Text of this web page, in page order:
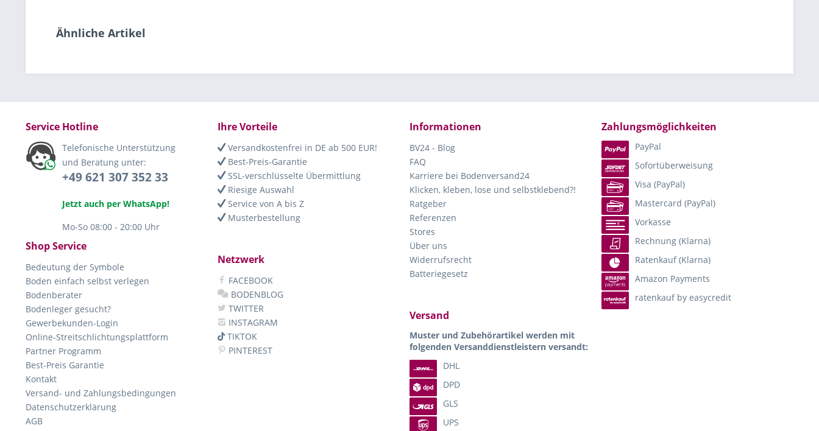
Ähnliche Artikel
Service Hotline
Telefonische Unterstützung
und Beratung unter:
+49 621 307 352 33
Jetzt auch per WhatsApp!
Mo-So 08:00 - 20:00 Uhr
Shop Service
Bedeutung der Symbole
Boden einfach selbst verlegen
Bodenberater
Bodenleger gesucht?
Gewerbekunden-Login
Online-Streitschlichtungsplattform
Partner Programm
Best-Preis Garantie
Kontakt
Versand- und Zahlungsbedingungen
Datenschutzerklärung
AGB
Ihre Vorteile
Versandkostenfrei in DE ab 500 EUR!
Best-Preis-Garantie
SSL-verschlüsselte Übermittlung
Riesige Auswahl
Service von A bis Z
Musterbestellung
Netzwerk
FACEBOOK
BODENBLOG
TWITTER
INSTAGRAM
TIKTOK
PINTEREST
Informationen
BV24 - Blog
FAQ
Karriere bei Bodenversand24
Klicken, kleben, lose und selbstklebend?!
Ratgeber
Referenzen
Stores
Über uns
Widerrufsrecht
Batteriegesetz
Versand
Muster und Zubehörartikel werden mit
folgenden Versanddienstleistern versandt:
DHL
DPD
GLS
UPS
Zahlungsmöglichkeiten
PayPal
Sofortüberweisung
Visa (PayPal)
Mastercard (PayPal)
Vorkasse
Rechnung (Klarna)
Ratenkauf (Klarna)
Amazon Payments
ratenkauf by easycredit